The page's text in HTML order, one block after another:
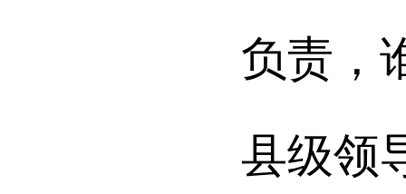
负责，
县级领